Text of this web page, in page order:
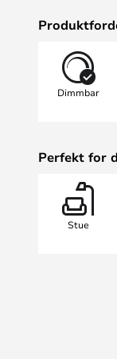
Dimmbar
Perfekt for
Stue